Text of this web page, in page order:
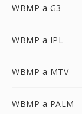
WBMP a G3
WBMP a IPL
WBMP a MTV
WBMP a PALM